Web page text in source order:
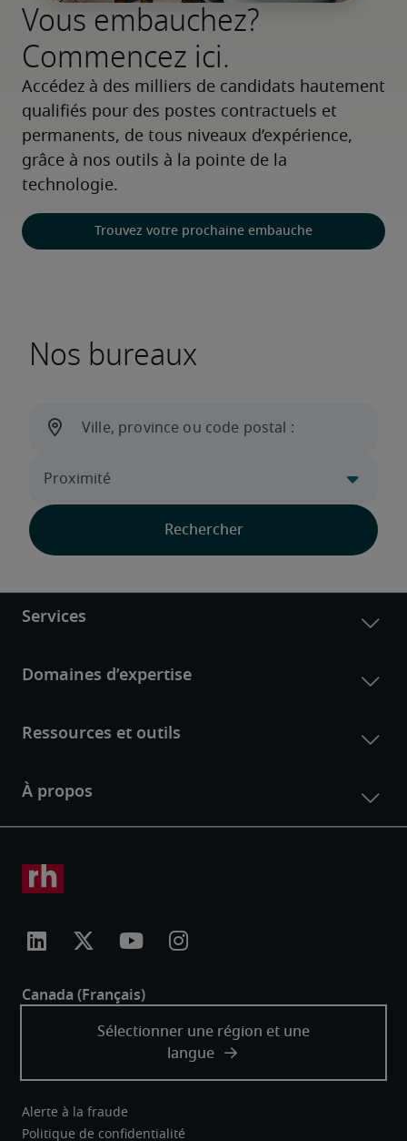
Vous embauchez?
Commencez ici.
Accédez à des milliers de candidats hautement
qualifiés pour des postes contractuels et
permanents, de tous niveaux d’expérience,
grâce à nos outils à la pointe de la
technologie.
Trouvez votre prochaine embauche
Nos bureaux
Alerte à la fraude
Politique de confidentialité